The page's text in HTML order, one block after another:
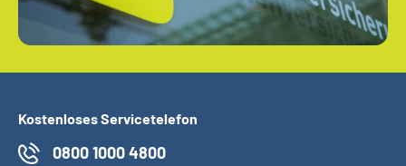
Kostenloses Servicetelefon
0800 1000 4800